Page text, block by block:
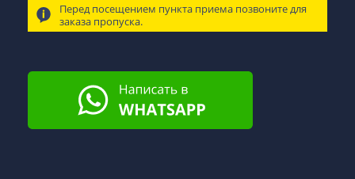
Перед посещением пункта приема позвоните для
заказа пропуска.